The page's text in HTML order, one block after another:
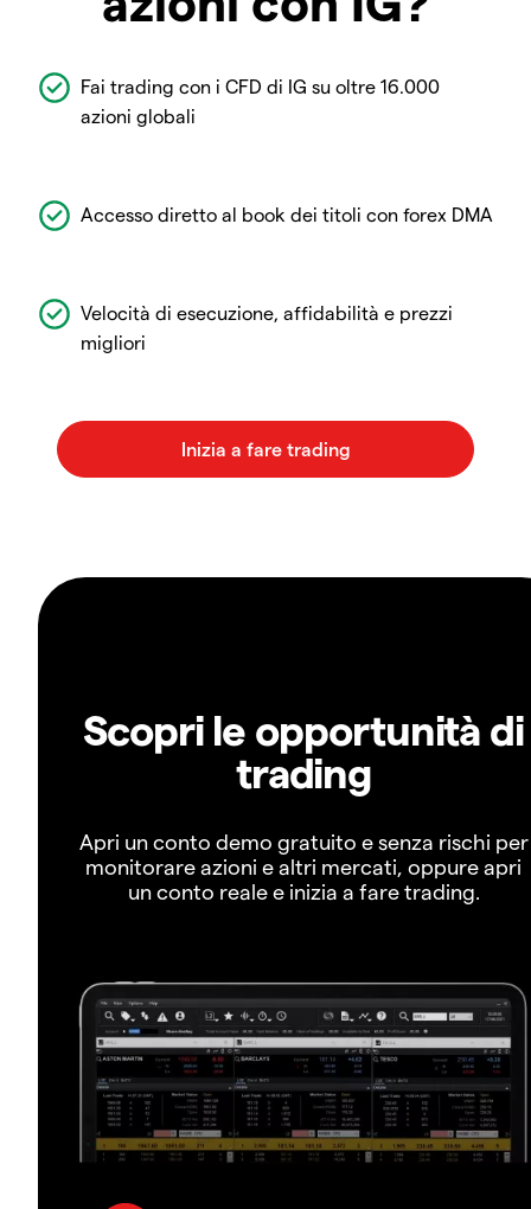
Fai trading con i CFD di IG su oltre 16.000
azioni globali
Accesso diretto al book dei titoli con forex DMA
Velocità di esecuzione, affidabilità e prezzi
migliori
Scopri le opportunità di
trading
Apri un conto demo gratuito e senza rischi per
monitorare azioni e altri mercati, oppure apri
un conto reale e inizia a fare trading.